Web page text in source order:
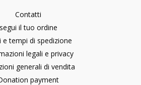
Contatti
segui il tuo ordine
e tempi di spedizione
legali e privacy
generali di vendita
payment